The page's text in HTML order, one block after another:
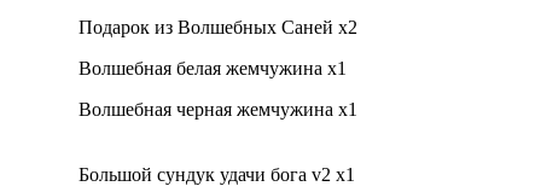
Подарок из Волшебных Саней x2
Волшебная белая жемчужина x1
Волшебная черная жемчужина x1
Большой сундук удачи бога v2 x1